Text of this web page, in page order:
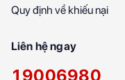
Quy định về khiếu nại
Liên hệ ngay
19006980